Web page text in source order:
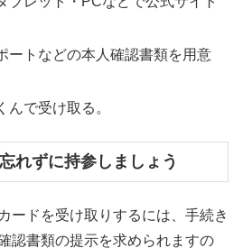
ートなどの本人確認書類を用意
んで受け取る。
れずに持参しましょう
ードを受け取りするには、手続き
認書類の提示を求められますの